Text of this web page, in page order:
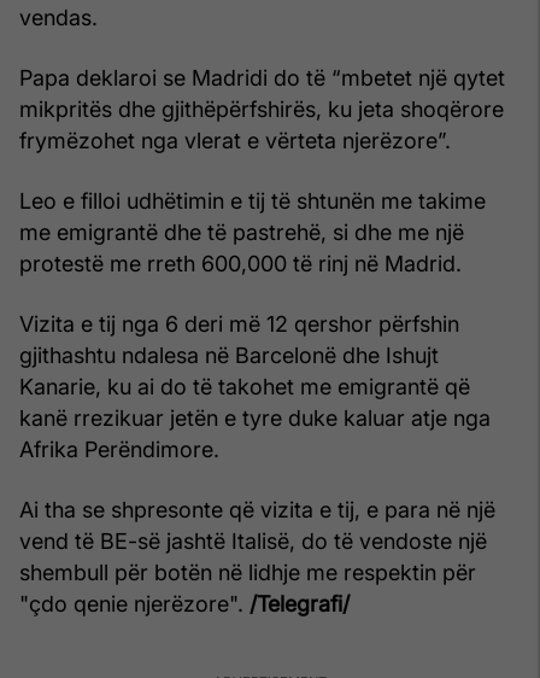
vendas.
Papa deklaroi se Madridi do të “mbetet një qytet
mikpritës dhe gjithëpërfshirës, ku jeta shoqërore
frymëzohet nga vlerat e vërteta njerëzore”.
Leo e filloi udhëtimin e tij të shtunën me takime
me emigrantë dhe të pastrehë, si dhe me një
protestë me rreth 600,000 të rinj në Madrid.
Vizita e tij nga 6 deri më 12 qershor përfshin
gjithashtu ndalesa në Barcelonë dhe Ishujt
Kanarie, ku ai do të takohet me emigrantë që
kanë rrezikuar jetën e tyre duke kaluar atje nga
Afrika Perëndimore.
Ai tha se shpresonte që vizita e tij, e para në një
vend të BE-së jashtë Italisë, do të vendoste një
shembull për botën në lidhje me respektin për
"çdo qenie njerëzore". /Telegrafi/